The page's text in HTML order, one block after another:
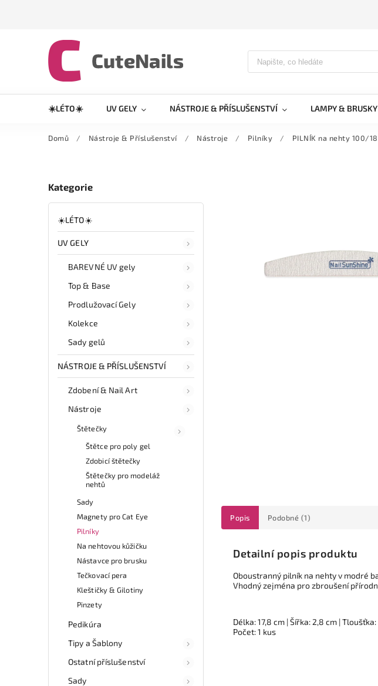
☀️LÉTO☀️ UV GELY NÁSTROJE & PŘÍSLUŠENSTVÍ LAMPY & BRUSKY
Domů / Nástroje & Příslušenství / Nástroje / Pilníky / PILNÍK na nehty 100/
Kategorie
☀️LÉTO☀️
UV GELY
BAREVNÉ UV gely
Top & Base
Prodlužovací Gely
Kolekce
Sady gelů
NÁSTROJE & PŘÍSLUŠENSTVÍ
Zdobení & Nail Art
Nástroje
Štětečky
Štětce pro poly gel
Zdobicí štětečky
Štětečky pro modeláž
nehtů
Sady
Magnety pro Cat Eye
Pilníky
Na nehtovou kůžičku
Nástavce pro brusku
Tečkovací pera
Kleštičky & Gilotiny
Pinzety
Pedikúra
Tipy a Šablony
Ostatní příslušenství
Sady
Popis Podobné (1)
Detailní popis produktu
Oboustranný pilník na nehty v modré
Vhodný zejména pro zbroušení
Délka: 17,8 cm | Šířka: 2,8 cm |
Počet: 1 kus